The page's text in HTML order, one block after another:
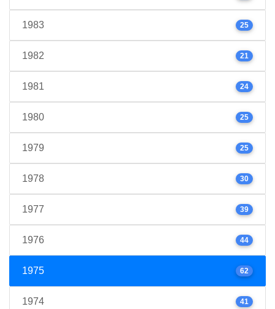
1983 25
1982 21
1981 24
1980 25
1979 25
1978 30
1977 39
1976 44
1975 62
1974 41